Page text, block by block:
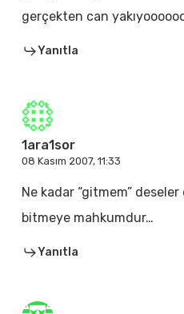
gerçekten can
Yanıtla
1ara1sor
08 Kasım 2007, 11:33
Ne kadar “gitmem”
bitmeye mahkumdur…
Yanıtla